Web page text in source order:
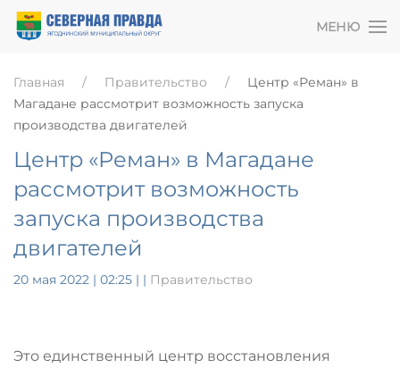
МЕНЮ
Главная Правительство
Центр «Реман» в
Магадане рассмотрит возможность запуска
производства двигателей
Центр «Реман» в Магадане
рассмотрит возможность
запуска производства
двигателей
20 мая 2022 | 02:25 | | Правительство
Это единственный центр восстановления